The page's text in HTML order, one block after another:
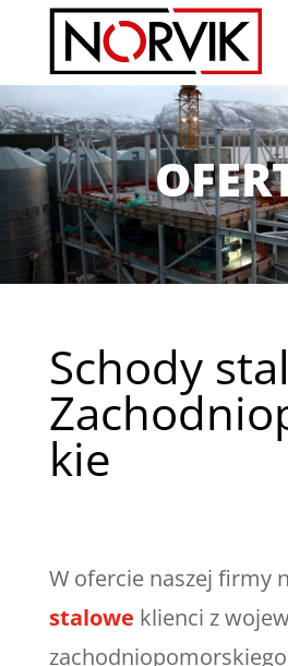
Schody
kie
W ofercie naszej firmy
stalowe klienci z